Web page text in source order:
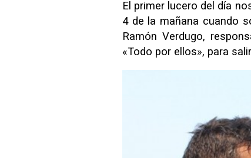
El primer lucero del día
4 de la mañana cuando
Ramón Verdugo,
«Todo por ellos», para